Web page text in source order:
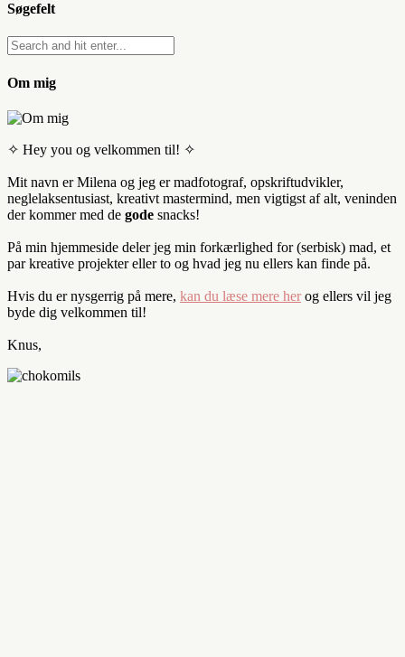
Søgefelt
Om mig
✧ Hey you og velkommen til! ✧
Mit navn er Milena og jeg er madfotograf, opskriftudvikler,
neglelaksentusiast, kreativt mastermind, men vigtigst af alt, veninden
der kommer med de gode snacks!
På min hjemmeside deler jeg min forkærlighed for (serbisk) mad, et
par kreative projekter eller to og hvad jeg nu ellers kan finde på.
Hvis du er nysgerrig på mere, kan du læse mere her og ellers vil jeg
byde dig velkommen til!
Knus,